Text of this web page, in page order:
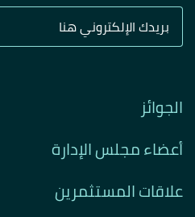
الجوائز
أعضاء مجلس الإدارة
علاقات المستثمرين